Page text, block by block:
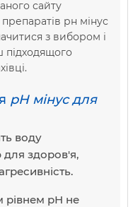
сайту
рн мінус
з вибором і
підходящого
рН мінус для
воду
здоров'я,
рівнем рН не